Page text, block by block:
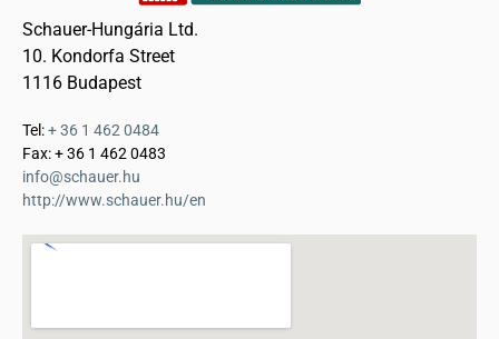
Schauer-Hungária Ltd.
10. Kondorfa Street
1116 Budapest
Tel:+ 36 1 462 0484
Fax: + 36 1 462 0483
info@schauer.hu
http://www.schauer.hu/en